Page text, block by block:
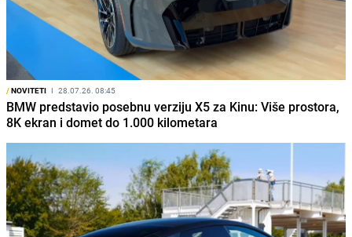
/NOVITETI I 28.07.26. 08:45
BMW predstavio posebnu verziju X5 za Kinu: Više prostora,
8K ekran i domet do 1.000 kilometara